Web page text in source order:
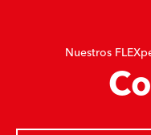
Nuestros